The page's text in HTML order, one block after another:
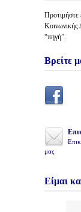
Κοινωνικής
“πηγή”.
Βρείτε
μας
Είμαι